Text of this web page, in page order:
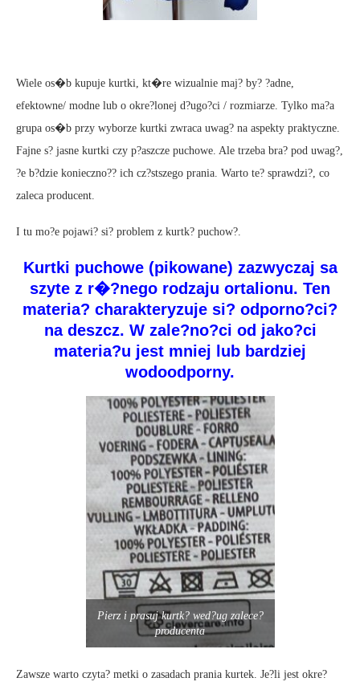
Wiele os�b kupuje kurtki, kt�re wizualnie maj? by? ?adne,
efektowne/ modne lub o okre?lonej d?ugo?ci / rozmiarze. Tylko ma?a
grupa os�b przy wyborze kurtki zwraca uwag? na aspekty praktyczne.
Fajne s? jasne kurtki czy p?aszcze puchowe. Ale trzeba bra? pod uwag?,
?e b?dzie konieczno?? ich cz?stszego prania. Warto te? sprawdzi?, co
zaleca producent.
I tu mo?e pojawi? si? problem z kurtk? puchow?.
Kurtki puchowe (pikowane) zazwyczaj sa
szyte z r�?nego rodzaju ortalionu. Ten
materia? charakteryzuje si? odporno?ci?
na deszcz. W zale?no?ci od jako?ci
materia?u jest mniej lub bardziej
wodoodporny.
Pierz i prasuj kurtk? wed?ug zalece?
producenta
Zawsze warto czyta? metki o zasadach prania kurtek. Je?li jest okre?